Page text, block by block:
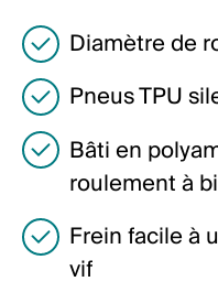
Italiano
English
Autriche
Deutsch
English
Diamètre de
Pneus TPU
Bâti en
roulement à
Frein facile à
vif